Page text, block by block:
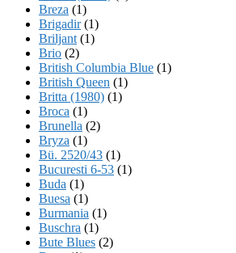
Breza (1)
Brigadir(1)
Briljant (1)
Brio (2)
British Columbia Blue (1)
British Queen (1)
Britta (1980) (1)
Broca (1)
Brunella (2)
Bryza (1)
Bü. 2520/43 (1)
Bucuresti 6-53 (1)
Buda (1)
Buesa (1)
Burmania (1)
Buschra (1)
Bute Blues (2)